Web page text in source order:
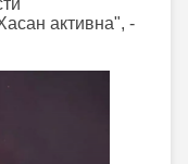
активна", -